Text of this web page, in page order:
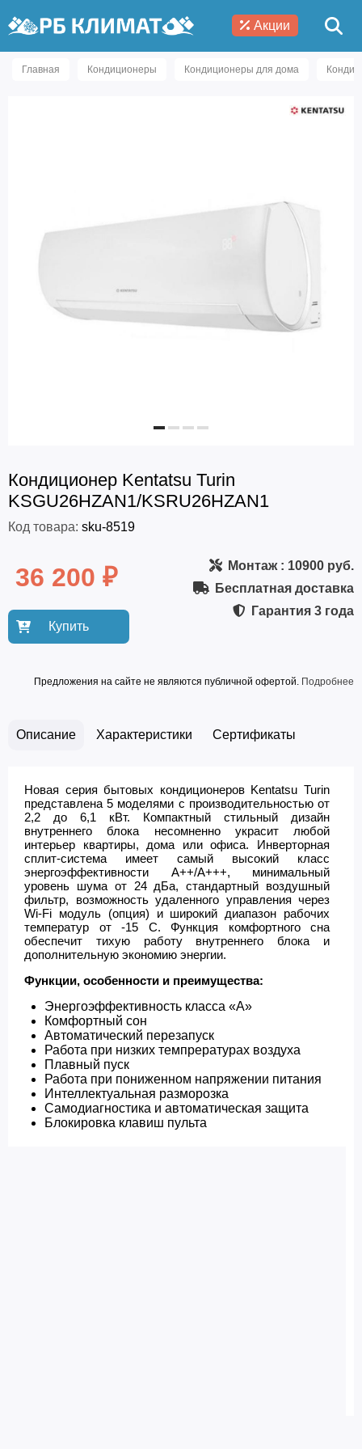
Акции
Главная Кондиционеры Кондиционеры для дома
Кондиционер Kentatsu Turin
KSGU26HZAN1/KSRU26HZAN1
Код товара: sku-8519
36 200 ₽
Купить
Монтаж: 10900 руб.
Бесплатная доставка
Гарантия 3 года
Предложения на сайте не являются публичной офертой. Подробнее
Описание Характеристики Сертификаты
Новая серия бытовых кондиционеров Kentatsu Turin
представлена 5 моделями с производительностью от
2,2 до 6,1 кВт. Компактный стильный дизайн
внутреннего блока несомненно украсит любой
интерьер квартиры, дома или офиса. Инверторная
сплит-система имеет самый высокий класс
энергоэффективности А++/А+++, минимальный
уровень шума от 24 дБа, стандартный воздушный
фильтр, возможность удаленного управления через
Wi-Fi модуль (опция) и широкий диапазон рабочих
температур от -15 С. Функция комфортного сна
обеспечит тихую работу внутреннего блока и
дополнительную экономию энергии.
Функции, особенности и преимущества:
Энергоэффективность класса «А»
Комфортный сон
Автоматический перезапуск
Работа при низких темпрературах воздуха
Плавный пуск
Работа при пониженном напряжении питания
Интеллектуальная разморозка
Самодиагностика и автоматическая защита
Блокировка клавиш пульта